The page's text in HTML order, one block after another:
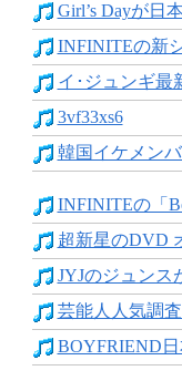
Girl’s Dayが日
INFINITEの新
イ･ジュンギ
3vf33xs6
韓国イケメン
INFINITEの「
超新星のDVD
JYJのジュンス
芸能人人気調
BOYFRIEND